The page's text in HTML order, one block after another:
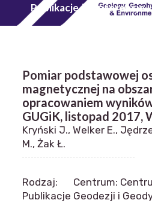
Publikacje i konferencje
Pomiar podstawowej
magnetycznej na
opracowaniem
GUGiK, listopad 2017,
Kryński J., Welker E.,
M., Żak Ł.
Rodzaj:
Publikacje
Centrum:
Geodezji i